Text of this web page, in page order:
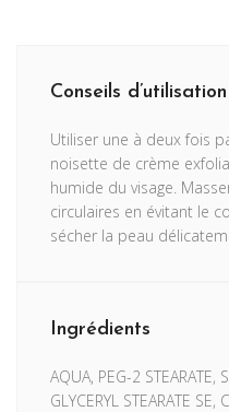
Conseils d’utilisation
Utiliser une à deux fois
noisette de crème
humide du visage.
circulaires en évitant le
sécher la peau
Ingrédients
AQUA, PEG-2 STEARATE,
GLYCERYL STEARATE SE,